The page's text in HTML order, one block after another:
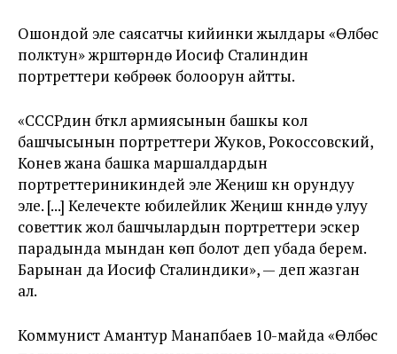
Ошондой эле саясатчы кийинки жылдары «Өлбөс
полктун» жүрүштөрүндө Иосиф Сталиндин
портреттери көбүрөөк болоорун айтты.
«СССРдин бүткүл армиясынын башкы кол
башчысынын портреттери Жуков, Рокоссовский,
Конев жана башка маршалдардын
портреттериникиндей эле Жеңиш күнү орундуу
эле. [...] Келечекте юбилейлик Жеңиш күнүндө улуу
советтик жол башчылардын портреттери эскерүү
парадында мындан көп болот деп убада берем.
Барынан да Иосиф Сталиндики», — деп жазган
ал.
Коммунист Амантур Манапбаев 10-майда «Өлбөс